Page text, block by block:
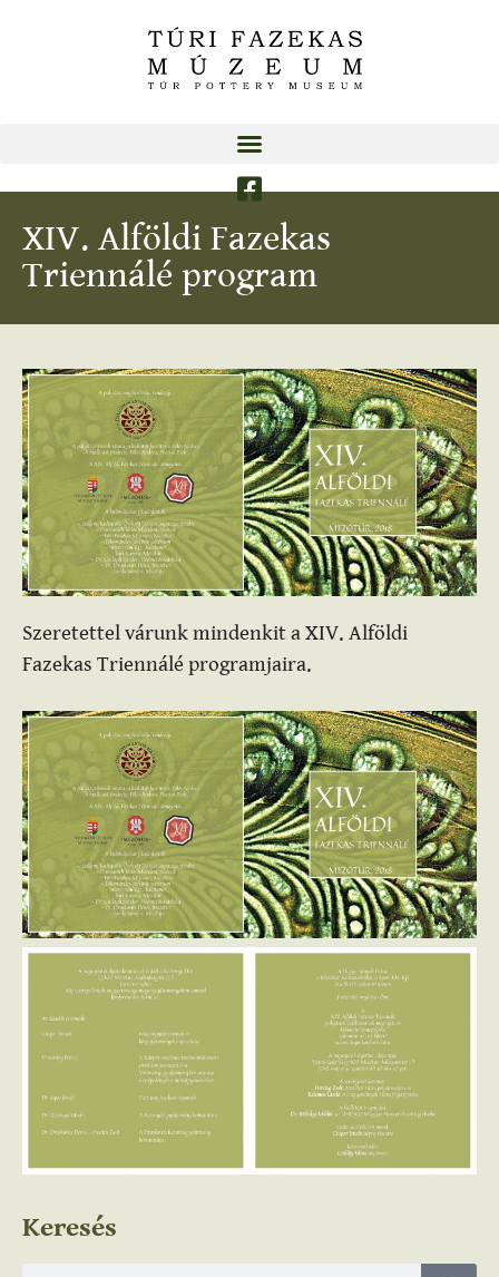
XIV. Alföldi Fazekas
Triennálé program
Szeretettel várunk mindenkit a XIV. Alföldi
Fazekas Triennálé programjaira.
Keresés